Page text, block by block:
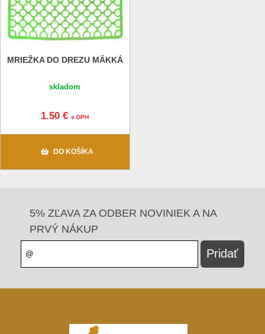
MRIEŽKA DO DREZU MÄKKÁ
skladom
1.50 €s DPH
DO KOŠÍKA
5% ZĽAVA ZA ODBER NOVINIEK A NA
PRVÝ NÁKUP